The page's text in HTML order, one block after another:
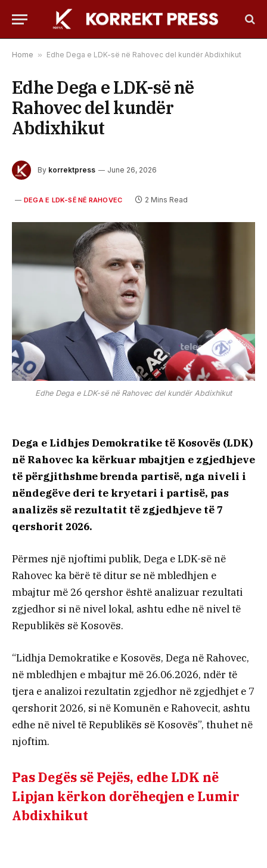
Home » Edhe Dega e LDK-së në Rahovec del kundër Abdixhikut
Edhe Dega e LDK-së në
Rahovec del kundër
Abdixhikut
By korrektpress June 26, 2026
DEGA E LDK-SË NË RAHOVEC 2 Mins Read
Edhe Dega e LDK-së në Rahovec del kundër Abdixhikut
Dega e Lidhjes Demokratike të Kosovës (LDK)
në Rahovec ka kërkuar mbajtjen e zgjedhjeve
të përgjithshme brenda partisë, nga niveli i
nëndegëve deri te kryetari i partisë, pas
analizës së rezultatit të zgjedhjeve të 7
qershorit 2026.
Përmes një njoftimi publik, Dega e LDK-së në
Rahovec ka bërë të ditur se në mbledhjen e
mbajtur më 26 qershor është analizuar rezultati
zgjedhor si në nivel lokal, ashtu edhe në nivel të
Republikës së Kosovës.
“Lidhja Demokratike e Kosovës, Dega në Rahovec,
në mbledhjen e mbajtur më 26.06.2026, ndër të
tjera e analizoi rezultatin zgjedhor në zgjedhjet e 7
qershorit 2026, si në Komunën e Rahovecit, ashtu
edhe në nivel të Republikës së Kosovës”, thuhet në
njoftim.
Pas Degës së Pejës, edhe LDK në
Lipjan kërkon dorëheqjen e Lumir
Abdixhikut